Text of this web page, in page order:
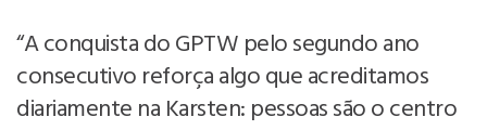
“A conquista do GPTW pelo segundo ano
consecutivo reforça algo que acreditamos
diariamente na Karsten: pessoas são o centro